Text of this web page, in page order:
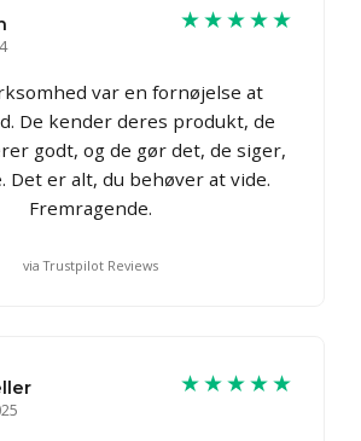
★★★★★
var en fornøjelse at
De kender deres produkt, de
godt, og de gør det, de siger,
Det er alt, du behøver at vide.
Fremragende.
via Trustpilot Reviews
★★★★★